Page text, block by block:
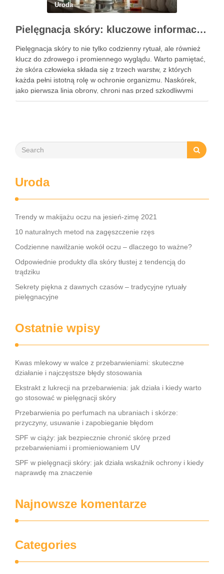
Uroda
Pielęgnacja skóry: kluczowe informacje i skuteczne metody
Pielęgnacja skóry to nie tylko codzienny rytuał, ale również
klucz do zdrowego i promiennego wyglądu. Warto pamiętać,
że skóra człowieka składa się z trzech warstw, z których
każda pełni istotną rolę w ochronie organizmu. Naskórek,
jako pierwsza linia obrony, chroni nas przed szkodliwymi
czynnikami zewnętrznymi, a nawilżająca skóra właściwa,
Uroda
Trendy w makijażu oczu na jesień-zimę 2021
10 naturalnych metod na zagęszczenie rzęs
Codzienne nawilżanie wokół oczu – dlaczego to ważne?
Odpowiednie produkty dla skóry tłustej z tendencją do
trądziku
Sekrety piękna z dawnych czasów – tradycyjne rytuały
pielęgnacyjne
Ostatnie wpisy
Kwas mlekowy w walce z przebarwieniami: skuteczne
działanie i najczęstsze błędy stosowania
Ekstrakt z lukrecji na przebarwienia: jak działa i kiedy warto
go stosować w pielęgnacji skóry
Przebarwienia po perfumach na ubraniach i skórze:
przyczyny, usuwanie i zapobieganie błędom
SPF w ciąży: jak bezpiecznie chronić skórę przed
przebarwieniami i promieniowaniem UV
SPF w pielęgnacji skóry: jak działa wskaźnik ochrony i kiedy
naprawdę ma znaczenie
Najnowsze komentarze
Categories